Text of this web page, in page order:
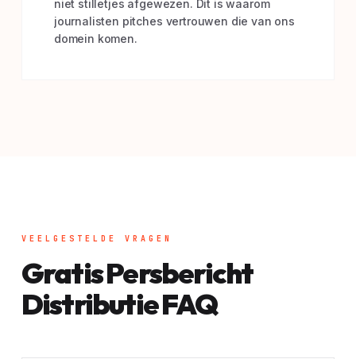
niet stilletjes afgewezen. Dit is waarom
journalisten pitches vertrouwen die van ons
domein komen.
VEELGESTELDE VRAGEN
Gratis Persbericht
Distributie FAQ